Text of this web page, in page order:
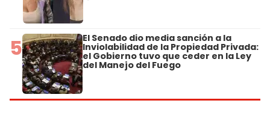
5 El Senado dio media sanción a la
Inviolabilidad de la Propiedad Privada:
el Gobierno tuvo que ceder en la Ley
del Manejo del Fuego